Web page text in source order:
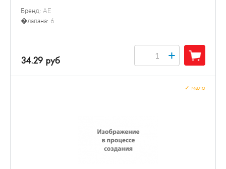
Бренд: AE
�лапана: 6
34.29 руб +
мало